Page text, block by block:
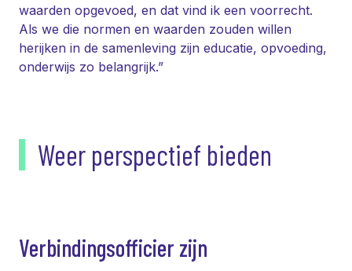
waarden opgevoed, en dat vind ik een voorrecht.
Als we die normen en waarden zouden willen
herijken in de samenleving zijn educatie, opvoeding,
onderwijs zo belangrijk.”
Weer perspectief bieden
Verbindingsofficier zijn